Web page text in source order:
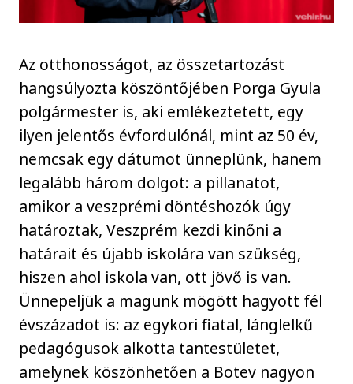
Az otthonosságot, az összetartozást
hangsúlyozta köszöntőjében Porga Gyula
polgármester is, aki emlékeztetett, egy
ilyen jelentős évfordulónál, mint az 50 év,
nemcsak egy dátumot ünneplünk, hanem
legalább három dolgot: a pillanatot,
amikor a veszprémi döntéshozók úgy
határoztak, Veszprém kezdi kinőni a
határait és újabb iskolára van szükség,
hiszen ahol iskola van, ott jövő is van.
Ünnepeljük a magunk mögött hagyott fél
évszázadot is: az egykori fiatal, lánglelkű
pedagógusok alkotta tantestületet,
amelynek köszönhetően a Botev nagyon